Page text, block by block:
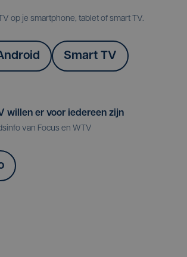
op je smartphone, tablet of smart TV.
Smart TV
willen er voor iedereen zijn
van Focus en WTV